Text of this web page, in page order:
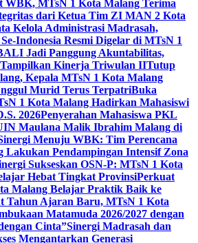
WBK, MTsN 1 Kota Malang Terima
dari Ketua Tim ZI MAN 2 Kota
Kelola Administrasi Madrasah,
Indonesia Resmi Digelar di MTsN 1
Jadi Panggung Akuntabilitas,
Kinerja Triwulan IITutup
Kepala MTsN 1 Kota Malang
Murid Terus TerpatriBuka
1 Kota Malang Hadirkan Mahasiswi
2026Penyerahan Mahasiswa PKL
Maulana Malik Ibrahim Malang di
Menuju WBK: Tim Perencana
Lakukan Pendampingan Intensif Zona
Sukseskan OSN-P: MTsN 1 Kota
Hebat Tingkat ProvinsiPerkuat
Malang Belajar Praktik Baik ke
Tahun Ajaran Baru, MTsN 1 Kota
Matamuda 2026/2027 dengan
Cinta”Sinergi Madrasah dan
Mengantarkan Generasi